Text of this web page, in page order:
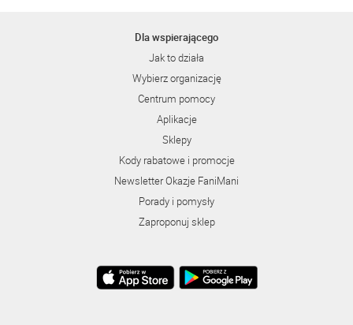
Dla wspierającego
Jak to działa
Wybierz organizację
Centrum pomocy
Aplikacje
Sklepy
Kody rabatowe i promocje
Newsletter Okazje FaniMani
Porady i pomysły
Zaproponuj sklep